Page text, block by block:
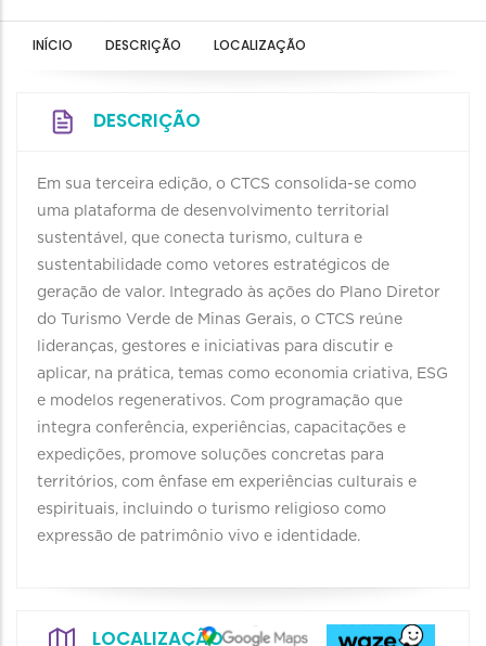
INÍCIO DESCRIÇÃO LOCALIZAÇÃO
DESCRIÇÃO
Em sua terceira edição, o CTCS consolida-se como
uma plataforma de desenvolvimento territorial
sustentável, que conecta turismo, cultura e
sustentabilidade como vetores estratégicos de
geração de valor. Integrado às ações do Plano Diretor
do Turismo Verde de Minas Gerais, o CTCS reúne
lideranças, gestores e iniciativas para discutir e
aplicar, na prática, temas como economia criativa, ESG
e modelos regenerativos. Com programação que
integra conferência, experiências, capacitações e
expedições, promove soluções concretas para
territórios, com ênfase em experiências culturais e
espirituais, incluindo o turismo religioso como
expressão de patrimônio vivo e identidade.
LOCALIZAÇÃO